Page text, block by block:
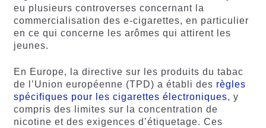
eu plusieurs controverses concernant la
commercialisation des e-cigarettes, en particulier
en ce qui concerne les arômes qui attirent les
jeunes.
En Europe, la directive sur les produits du tabac
de l’Union européenne (TPD) a établi des règles
spécifiques pour les cigarettes électroniques, y
compris des limites sur la concentration de
nicotine et des exigences d’étiquetage. Ces